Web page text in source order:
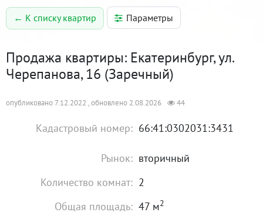
← К списку квартир Параметры
Продажа квартиры: Екатеринбург, ул.
Черепанова, 16 (Заречный)
опубликовано 7.12.2022 , обновлено 2.08.2026 44
Кадастровый номер: 66:41:0302031:3431
Рынок: вторичный
Количество комнат: 2
Общая площадь: 47 м2